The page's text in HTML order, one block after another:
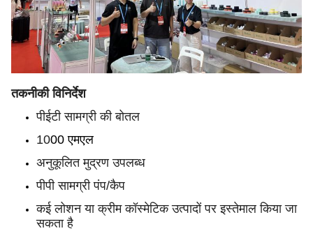
तकनीकी विनिर्देश
पीईटी सामग्री की बोतल
1000 एमएल
अनुकूलित मुद्रण उपलब्ध
पीपी सामग्री पंप/कैप
कई लोशन या क्रीम कॉस्मेटिक उत्पादों पर इस्तेमाल किया जा
सकता है